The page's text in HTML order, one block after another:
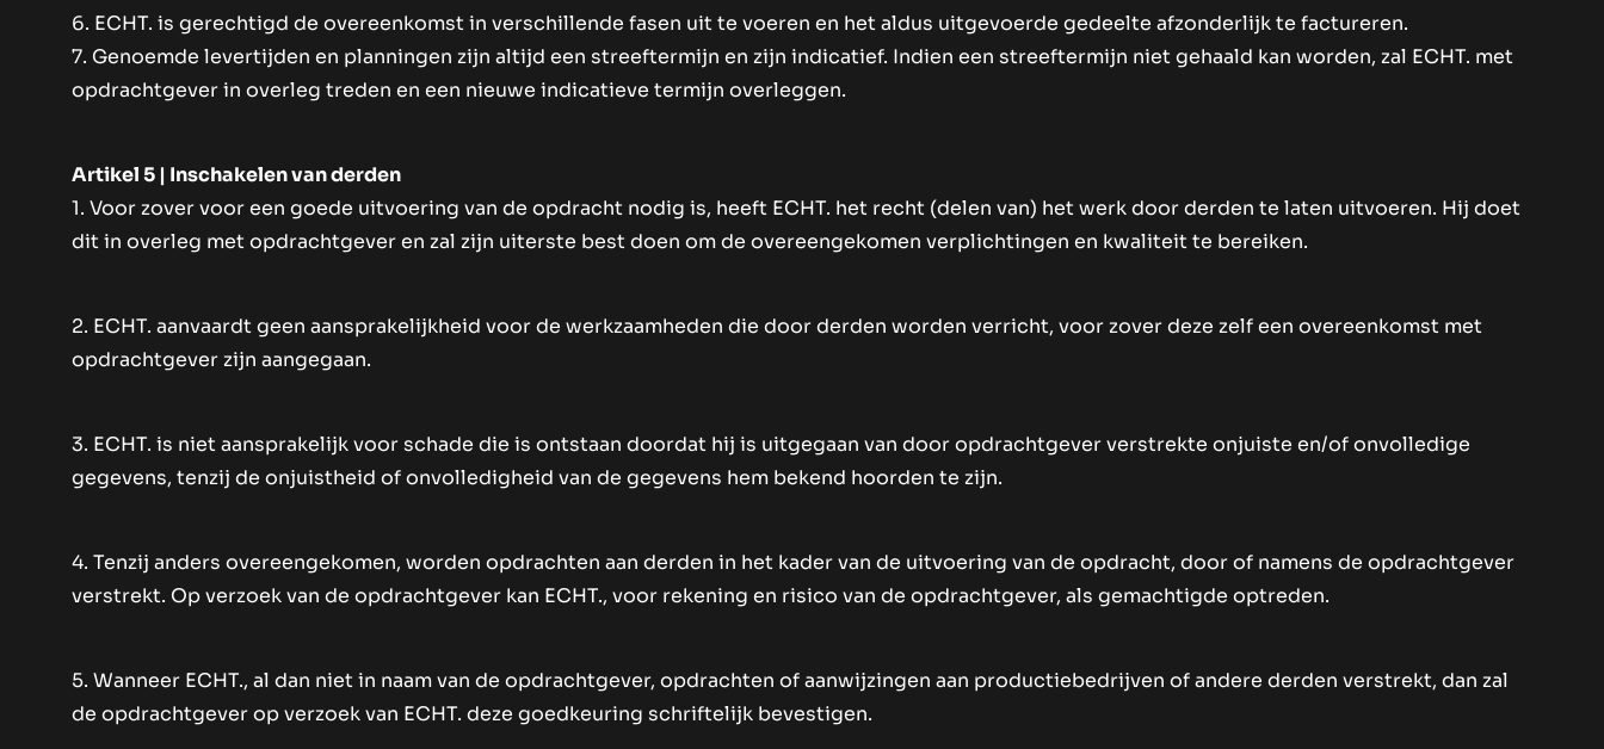
6. ECHT. is gerechtigd de overeenkomst in verschillende fasen uit te voeren en het aldus uitgevoerde gedeelte afzonderlijk te factureren.
7. Genoemde levertijden en planningen zijn altijd een streeftermijn en zijn indicatief. Indien een streeftermijn niet gehaald kan worden, zal ECHT. met
opdrachtgever in overleg treden en een nieuwe indicatieve termijn overleggen.
Artikel 5 | Inschakelen van derden
1. Voor zover voor een goede uitvoering van de opdracht nodig is, heeft ECHT. het recht (delen van) het werk door derden te laten uitvoeren. Hij doet
dit in overleg met opdrachtgever en zal zijn uiterste best doen om de overeengekomen verplichtingen en kwaliteit te bereiken.
2. ECHT. aanvaardt geen aansprakelijkheid voor de werkzaamheden die door derden worden verricht, voor zover deze zelf een overeenkomst met
opdrachtgever zijn aangegaan.
3. ECHT. is niet aansprakelijk voor schade die is ontstaan doordat hij is uitgegaan van door opdrachtgever verstrekte onjuiste en/of onvolledige
gegevens, tenzij de onjuistheid of onvolledigheid van de gegevens hem bekend hoorden te zijn.
4. Tenzij anders overeengekomen, worden opdrachten aan derden in het kader van de uitvoering van de opdracht, door of namens de opdrachtgever
verstrekt. Op verzoek van de opdrachtgever kan ECHT., voor rekening en risico van de opdrachtgever, als gemachtigde optreden.
5. Wanneer ECHT., al dan niet in naam van de opdrachtgever, opdrachten of aanwijzingen aan productiebedrijven of andere derden verstrekt, dan zal
de opdrachtgever op verzoek van ECHT. deze goedkeuring schriftelijk bevestigen.